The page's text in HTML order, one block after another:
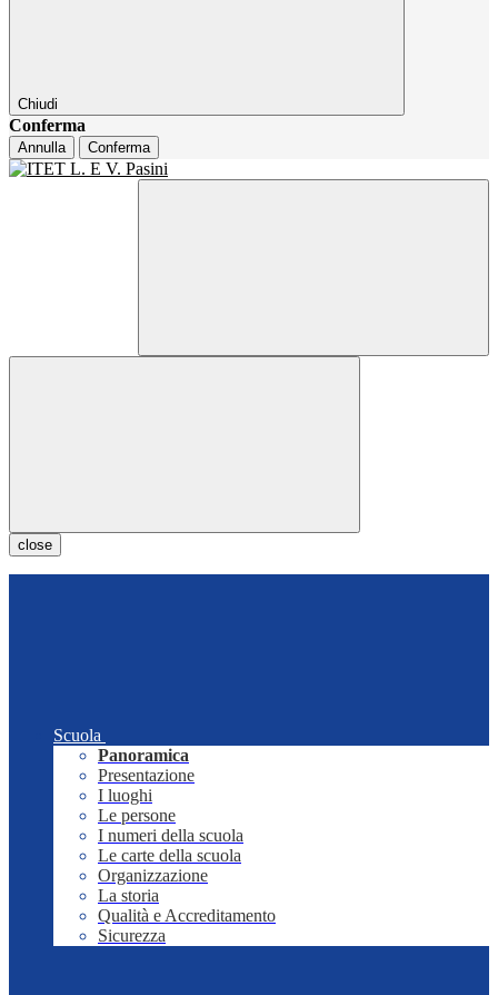
Chiudi
Conferma
Annulla Conferma
close
Scuola
Panoramica
Presentazione
I luoghi
Le persone
I numeri della scuola
Le carte della scuola
Organizzazione
La storia
Qualità e Accreditamento
Sicurezza